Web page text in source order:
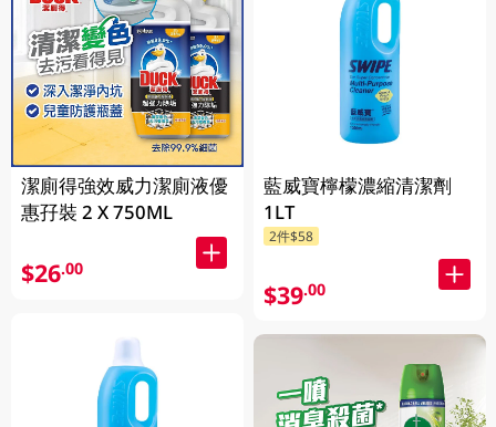
潔廁得強效威力潔廁液優
惠孖裝 2 X 750ML
$26.00
藍威寶檸檬濃縮清潔劑
1LT
2件$58
$39.00